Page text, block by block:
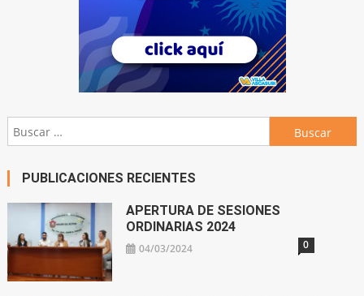
Buscar:
PUBLICACIONES RECIENTES
APERTURA DE SESIONES
ORDINARIAS 2024
04/03/2024 0